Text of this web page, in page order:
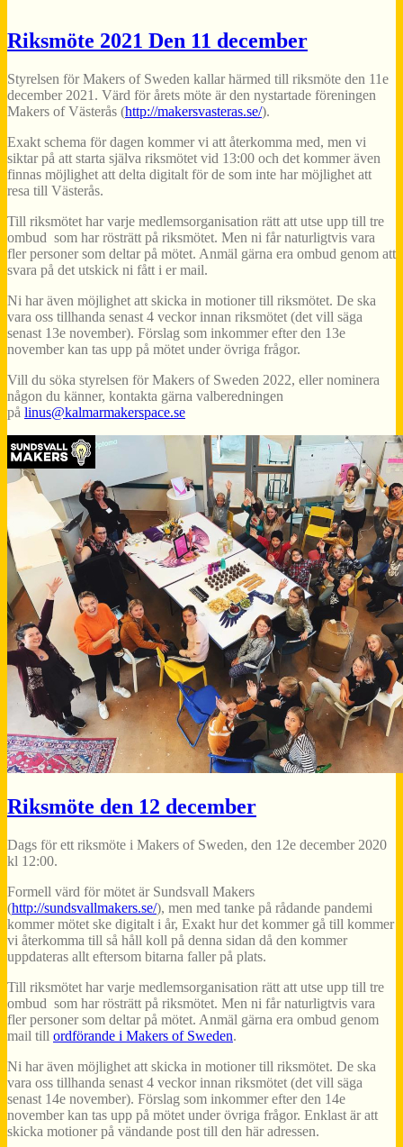
Riksmöte 2021 Den 11 december
Styrelsen för Makers of Sweden kallar härmed till riksmöte den 11e
december 2021. Värd för årets möte är den nystartade föreningen
Makers of Västerås (http://makersvasteras.se/).
Exakt schema för dagen kommer vi att återkomma med, men vi
siktar på att starta själva riksmötet vid 13:00 och det kommer även
finnas möjlighet att delta digitalt för de som inte har möjlighet att
resa till Västerås.
Till riksmötet har varje medlemsorganisation rätt att utse upp till tre
ombud som har rösträtt på riksmötet. Men ni får naturligtvis vara
fler personer som deltar på mötet. Anmäl gärna era ombud genom att
svara på det utskick ni fått i er mail.
Ni har även möjlighet att skicka in motioner till riksmötet. De ska
vara oss tillhanda senast 4 veckor innan riksmötet (det vill säga
senast 13e november). Förslag som inkommer efter den 13e
november kan tas upp på mötet under övriga frågor.
Vill du söka styrelsen för Makers of Sweden 2022, eller nominera
någon du känner, kontakta gärna valberedningen
på linus@kalmarmakerspace.se
Riksmöte den 12 december
Dags för ett riksmöte i Makers of Sweden, den 12e december 2020
kl 12:00.
Formell värd för mötet är Sundsvall Makers
(http://sundsvallmakers.se/), men med tanke på rådande pandemi
kommer mötet ske digitalt i år, Exakt hur det kommer gå till kommer
vi återkomma till så håll koll på denna sidan då den kommer
uppdateras allt eftersom bitarna faller på plats.
Till riksmötet har varje medlemsorganisation rätt att utse upp till tre
ombud som har rösträtt på riksmötet. Men ni får naturligtvis vara
fler personer som deltar på mötet. Anmäl gärna era ombud genom
mail till ordförande i Makers of Sweden.
Ni har även möjlighet att skicka in motioner till riksmötet. De ska
vara oss tillhanda senast 4 veckor innan riksmötet (det vill säga
senast 14e november). Förslag som inkommer efter den 14e
november kan tas upp på mötet under övriga frågor. Enklast är att
skicka motioner på vändande post till den här adressen.